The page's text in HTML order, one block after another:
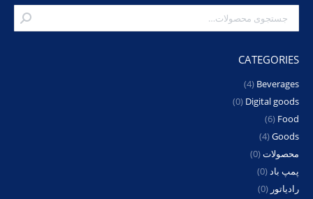
CATEGORIES
Beverages
(4)
Digital goods
(0)
Food
(6)
Goods
(4)
محصولات(0)
پمپ باد(0)
رادیاتور (0)